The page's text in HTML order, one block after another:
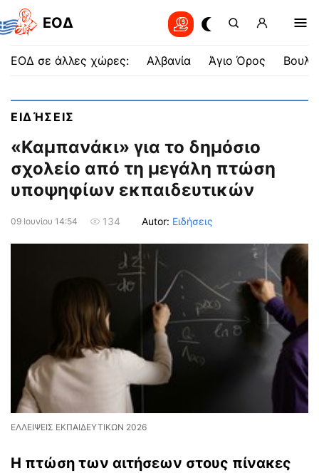
EOΔ
ΕΟΔ σε άλλες χώρες: Αλβανία Άγιο Όρος
ΕΙΔΉΣΕΙΣ
«Καμπανάκι» για το δημόσιο
σχολείο από τη μεγάλη πτώση
υποψηφίων εκπαιδευτικών
09 Ιουνίου 14:54 134 Autor: Ειδήσεις
ΕΛΛΕΙΨΕΙΣ ΕΚΠΑΙΔΕΥΤΙΚΩΝ 2026
Η πτώση των αιτήσεων στους πίνακες